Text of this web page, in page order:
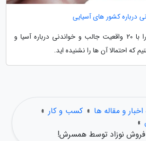
درباره کشور های آسیایی
در ادامه مطلب شما را با 20 واقعیت جالب و خواندنی درباره آسیا و
که احتمالا آن ها را نشنیده اید.
و مقاله ها » کسب و کار »
»
نوزاد توسط همسرش!